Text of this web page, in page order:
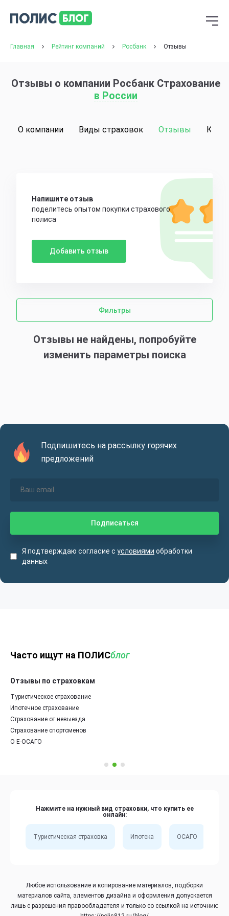
Главная Рейтинг компаний Росбанк Отзывы
Отзывы о компании Росбанк Страхование
в России
О компании Виды страховок Отзывы
Отзывы не найдены, попробуйте
изменить параметры поиска
Напишите отзыв
поделитесь опытом покупки страхового
полиса
Добавить отзыв
Фильтры
Подпишитесь на рассылку горячих
предложений
Я подтверждаю согласие с условиями обработки
данных
Часто ищут на ПОЛИСблог
Отзывы по страховкам
Туристическое страхование
Ипотечное страхование
Страхование от невыезда
Страхование спортсменов
О Е-ОСАГО
Нажмите на нужный вид страховки, что купить ее
онлайн:
Туристическая страховка Ипотека ОСАГО
Любое использование и копирование материалов, подборки
материалов сайта, элементов дизайна и оформления допускается
лишь с разрешения правообладателя и только со ссылкой на источник: